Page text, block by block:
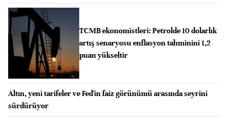
TCMB ekonomistleri: Petrolde 10 dolarlık
artış senaryosu enflasyon tahminini 1,2
puan yükseltir
Altın, yeni tarifeler ve Fed'in faiz görünümü arasında seyrini
sürdürüyor